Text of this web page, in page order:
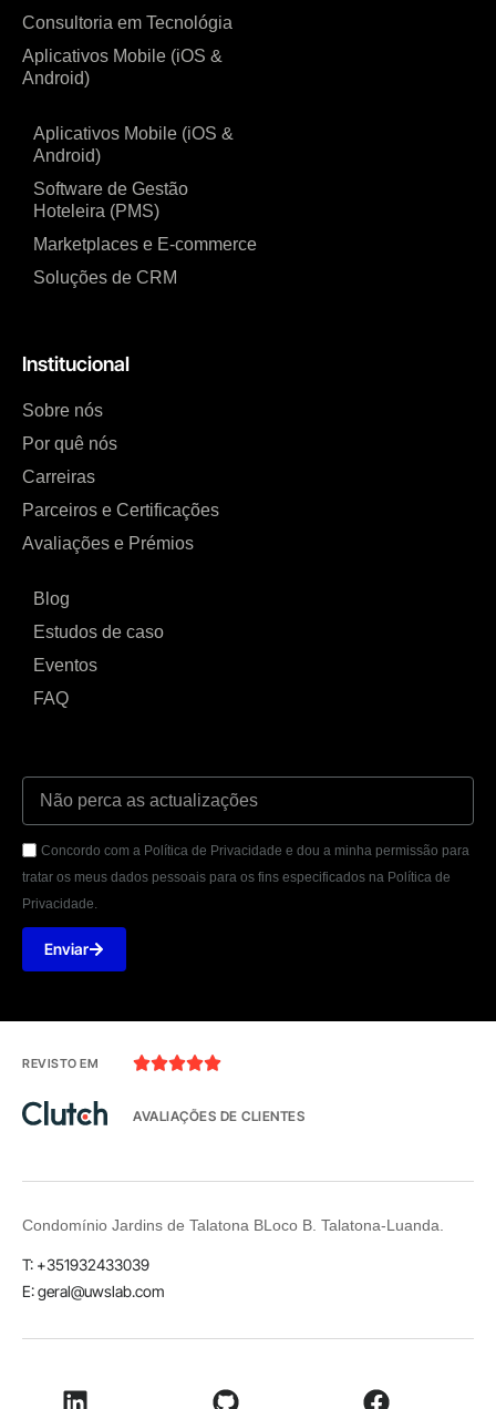
Consultoria em Tecnológia
Aplicativos Mobile (iOS &
Android)
Aplicativos Mobile (iOS &
Android)
Software de Gestão
Hoteleira (PMS)
Marketplaces e E-commerce
Soluções de CRM
Institucional
Sobre nós
Por quê nós
Carreiras
Parceiros e Certificações
Avaliações e Prémios
Blog
Estudos de caso
Eventos
FAQ
Concordo com a Política de Privacidade e dou a minha permissão para
tratar os meus dados pessoais para os fins especificados na Política de
Privacidade.
Enviar
REVISTO EM 
AVALIAÇÕES DE CLIENTES
Condomínio Jardins de Talatona BLoco B. Talatona-Luanda.
T: +351932433039
E: geral@uwslab.com